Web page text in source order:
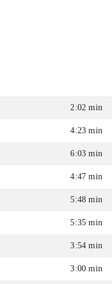
2:02 min
4:23 min
6:03 min
4:47 min
5:48 min
5:35 min
3:54 min
3:00 min